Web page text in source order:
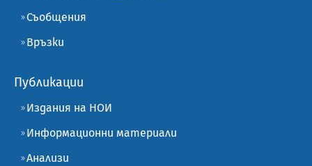
Съобщения
Връзки
Публикации
Издания на НОИ
Информационни материали
Анализи